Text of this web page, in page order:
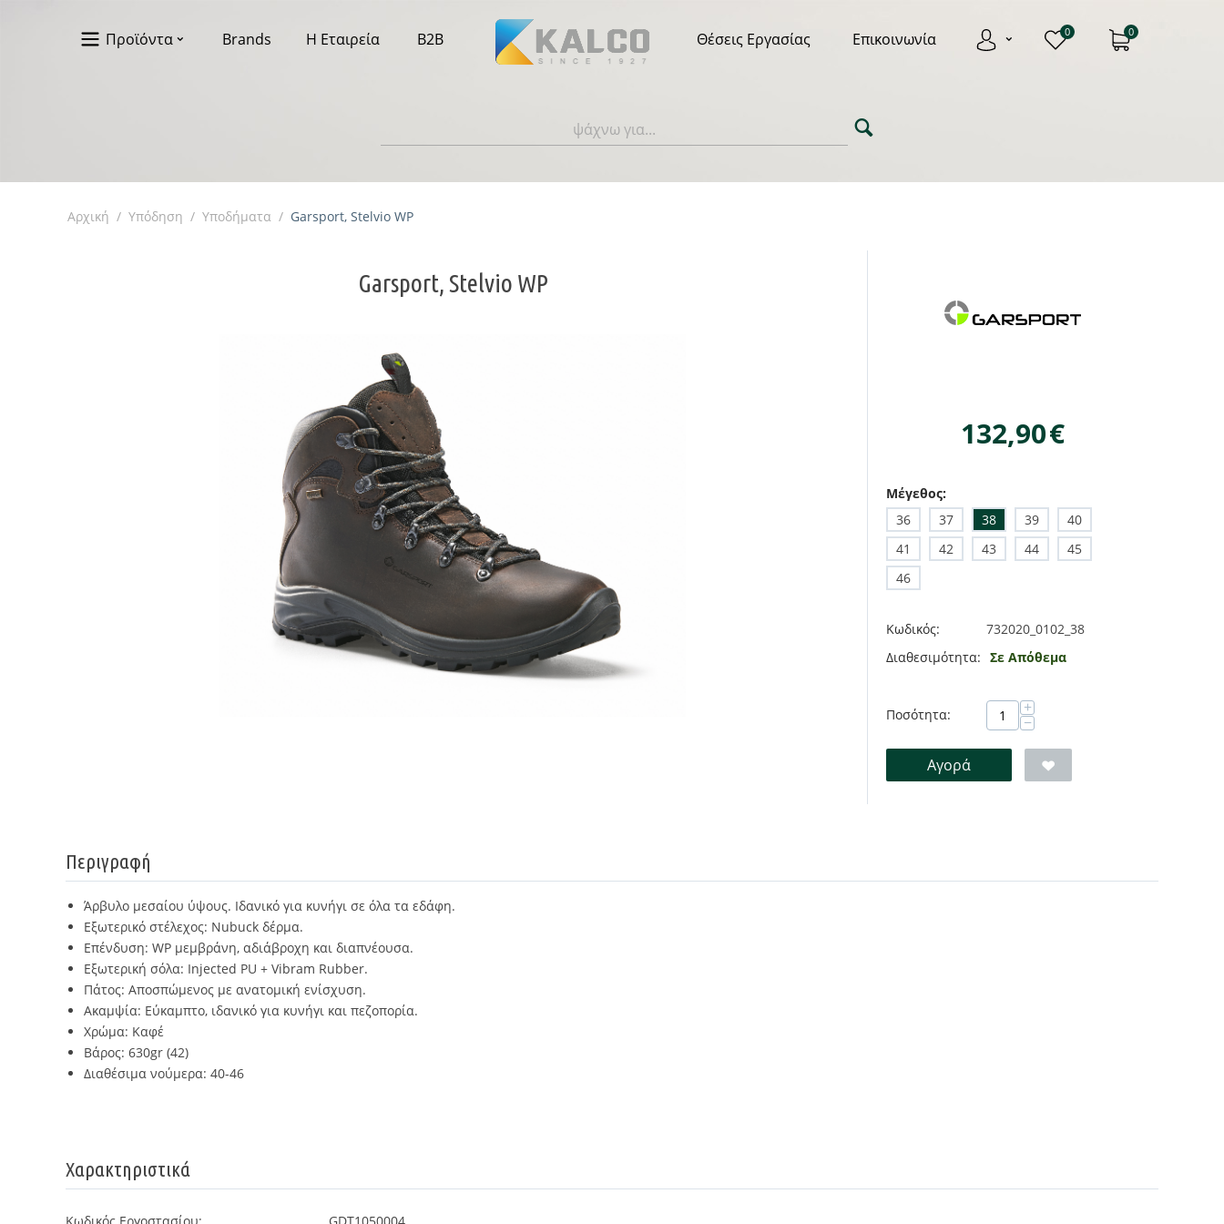
Προϊόντα Brands Η Εταιρεία B2B Θέσεις Εργασίας Επικοινωνία 0 0
Αρχική / Υπόδηση / Υποδήματα / Garsport, Stelvio WP
Garsport, Stelvio WP
132,90€
Μέγεθος:
36
37 38 39
40
41
42 43 44
45
46
Κωδικός:
732020_0102_38
Διαθεσιμότητα: Σε Απόθεμα
Ποσότητα: +
−
Αγορά
Περιγραφή
Άρβυλο μεσαίου ύψους. Ιδανικό για κυνήγι σε όλα τα εδάφη.
Εξωτερικό στέλεχος: Nubuck δέρμα.
Επένδυση: WP μεμβράνη, αδιάβροχη και διαπνέουσα.
Εξωτερική σόλα: Injected PU + Vibram Rubber.
Πάτος: Αποσπώμενος με ανατομική ενίσχυση.
Ακαμψία: Εύκαμπτο, ιδανικό για κυνήγι και πεζοπορία.
Χρώμα: Καφέ
Βάρος: 630gr (42)
Διαθέσιμα νούμερα: 40-46
Χαρακτηριστικά